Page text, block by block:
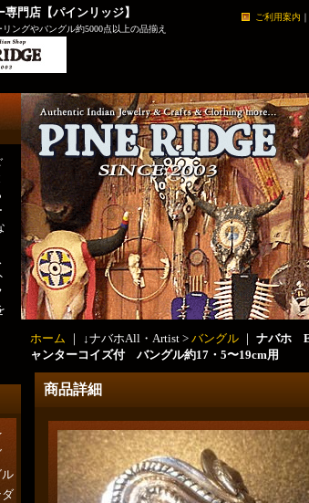
門店【パインリッジ】
ングやバングル約5000点以上の品揃え
ご利用案内 ｜
ホーム ｜ ↓ナバホAll・Artist > バングル ｜ ナバホ
ャンターコイズ付 バングル約17・5〜19cm用
商品詳細